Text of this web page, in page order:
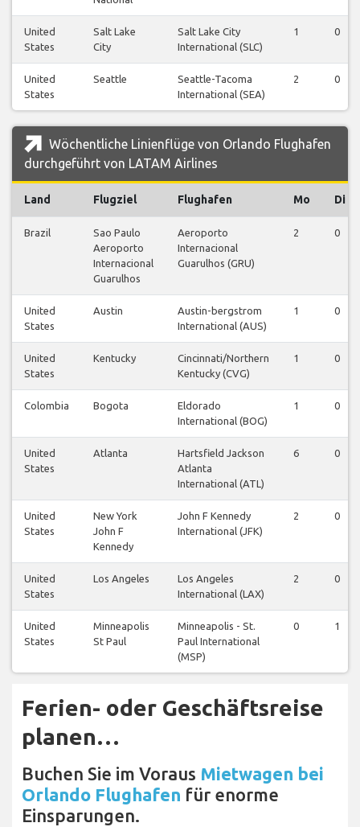
United
States
Salt Lake
City
Salt Lake City
International (SLC)
1 0
United
States
Seattle
Seattle-Tacoma
International (SEA)
2 0
Wöchentliche Linienflüge von Orlando Flughafen
durchgeführt von LATAM Airlines
Land Flugziel Flughafen Mo Di
Brazil
Sao Paulo
Aeroporto
Internacional
Guarulhos
Aeroporto
Internacional
Guarulhos (GRU)
2 0
United
States
Austin
Austin-bergstrom
International (AUS)
1 0
United
States
Kentucky
Cincinnati/Northern
Kentucky (CVG)
1 0
Colombia Bogota
Eldorado
International (BOG)
1 0
United
States
Atlanta
Hartsfield Jackson
Atlanta
International (ATL)
6 0
United
States
New York
John F
Kennedy
John F Kennedy
International (JFK)
2 0
United
States
Los Angeles
Los Angeles
International (LAX)
2 0
United
States
Minneapolis
St Paul
Minneapolis - St.
Paul International
(MSP)
0 1
Ferien- oder Geschäftsreise
planen…
Buchen Sie im Voraus Mietwagen bei
Orlando Flughafen für enorme
Einsparungen.